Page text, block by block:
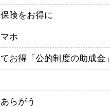
険をお得に
ホ
お得「公的制度の助成金」
らがう